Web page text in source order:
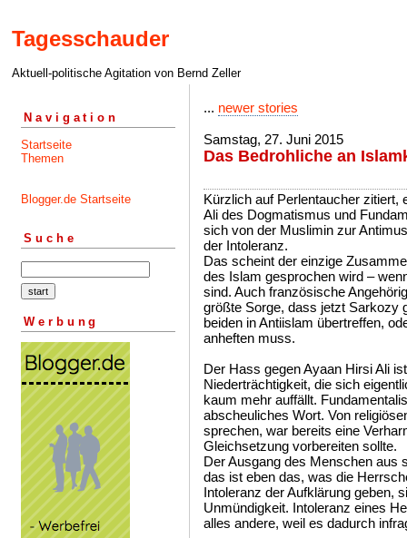
Tagesschauder
Aktuell-politische Agitation von Bernd Zeller
Navigation
Startseite
Themen
Blogger.de Startseite
Suche
Werbung
... newer stories
Samstag, 27. Juni 2015
Das Bedrohliche an
Kürzlich auf Perlentaucher zitiert,
Ali des Dogmatismus und
sich von der Muslimin zur
der Intoleranz.
Das scheint der einzige
des Islam gesprochen wird –
sind. Auch französische
größte Sorge, dass jetzt Sarkozy
beiden in Antiislam übertreffen,
anheften muss.
Der Hass gegen Ayaan Hirsi Ali
Niederträchtigkeit, die sich
kaum mehr auffällt.
abscheuliches Wort. Von
sprechen, war bereits eine
Gleichsetzung vorbereiten sollte.
Der Ausgang des Menschen aus
das ist eben das, was die
Intoleranz der Aufklärung geben,
Unmündigkeit. Intoleranz eines
alles andere, weil es dadurch